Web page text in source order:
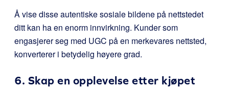
Å vise disse autentiske sosiale bildene på nettstedet
ditt kan ha en enorm innvirkning. Kunder som
engasjerer seg med UGC på en merkevares nettsted,
konverterer i betydelig høyere grad.
6. Skap en opplevelse etter kjøpet